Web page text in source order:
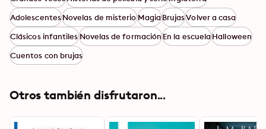
AdolescentesNovelas de misterioMagiaBrujasVolver a casa
Clásicos infantilesNovelas de formaciónEn la escuelaHalloween
Cuentos con brujas
Otros también disfrutaron...